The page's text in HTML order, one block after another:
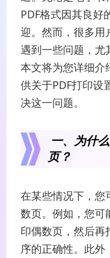
PDF格式因其良好
迎。然而，很多用
遇到一些问题，尤
本文将为您详细介
供关于PDF打印设
决这一问题。
一、为什
页？
在某些情况下，您
数页。例如，您可
印偶数页，然后再
序的正确性。此